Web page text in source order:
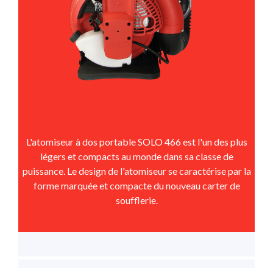
L'atomiseur à dos portable SOLO 466 est l'un des plus
légers et compacts au monde dans sa classe de
puissance. Le design de l'atomiseur se caractérise par la
forme marquée et compacte du nouveau carter de
soufflerie.